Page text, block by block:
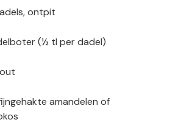
ontpit
(½ tl per dadel)
amandelen of